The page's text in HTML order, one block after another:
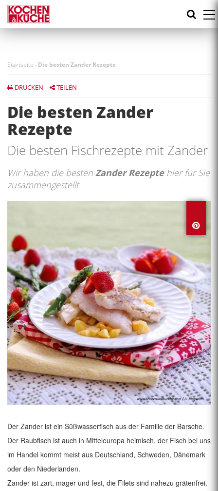
Direkt
zum
Inhalt
Startseite -Die besten Zander Rezepte
DRUCKEN TEILEN
Die besten Zander
Rezepte
Die besten Fischrezepte mit Zander
Wir haben die besten Zander Rezepte hier für Sie
zusammengestellt.
Der Zander ist ein Süßwasserfisch aus der Familie der Barsche.
Der Raubfisch ist auch in Mitteleuropa heimisch, der Fisch bei uns
im Handel kommt meist aus Deutschland, Schweden, Dänemark
oder den Niederlanden.
Zander ist zart, mager und fest, die Filets sind nahezu grätenfrei.